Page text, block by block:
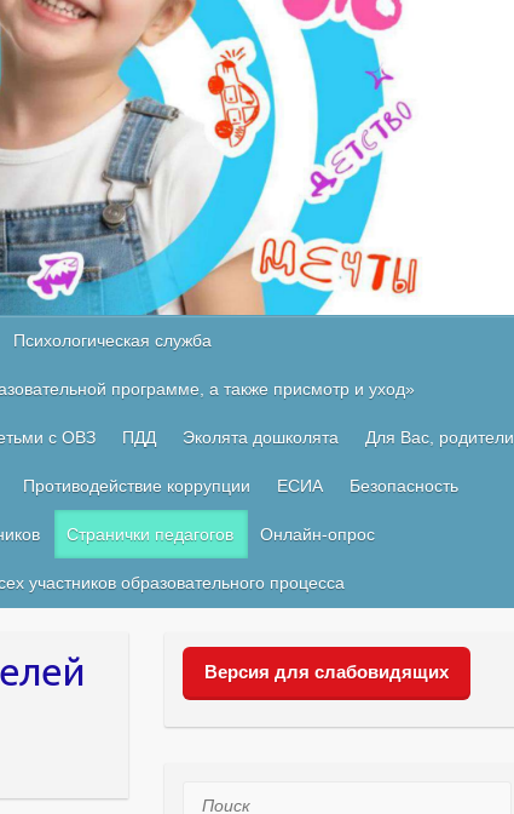
Психологическая служба
программе, а также присмотр и уход»
с ОВЗ ПДД Эколята дошколята Для Вас, родители
Противодействие коррупции ЕСИА Безопасность
Странички педагогов Онлайн-опрос
участников образовательного процесса
Версия для слабовидящих
Поиск